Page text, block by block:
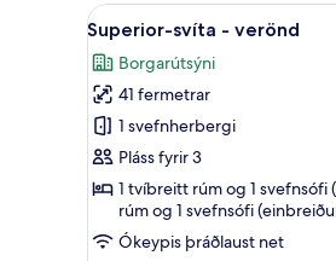
Skoða
allar
myndir
fyrir
Superior-
svíta
-
verönd
10
Superior-svíta - verönd
Borgarútsýni
41 fermetrar
1 svefnherbergi
Pláss fyrir 3
1 tvíbreitt rúm og 1
rúm og 1 svefnsófi
Ókeypis þráðlaust net